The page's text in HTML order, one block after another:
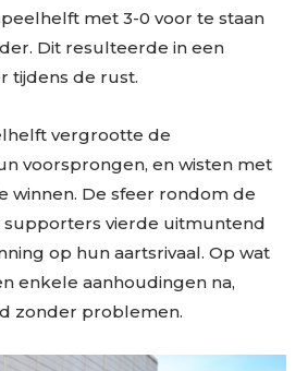
met 3-0 voor te staan
Dit resulteerde in een
tijdens de rust.
vergrootte de
voorsprongen, en wisten met
winnen. De sfeer rondom de
supporters vierde uitmuntend
op hun aartsrivaal. Op wat
enkele aanhoudingen na,
zonder problemen.